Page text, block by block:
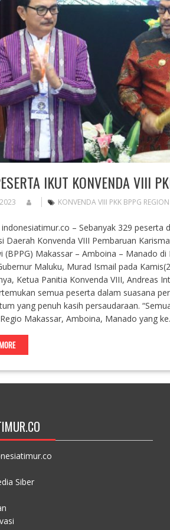
IKUT KONVENDA VIII
KONVENDA VIII PKK BPPG
– Sebanyak 329
Daerah Konvenda VIII Pembaruan
(BPPG) Makassar – Amboina – Manado
Maluku, Murad Ismail pada
Ketua Panitia Konvenda VIII, Andreas
semua peserta dalam suasana
yang penuh kasih persaudaraan.
Makassar, Amboina, Manado yang
Siber